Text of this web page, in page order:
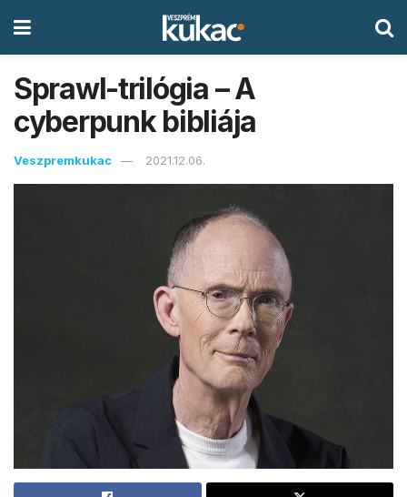
Sprawl-trilógia – A
cyberpunk bibliája
Veszpremkukac 2021.12.06.